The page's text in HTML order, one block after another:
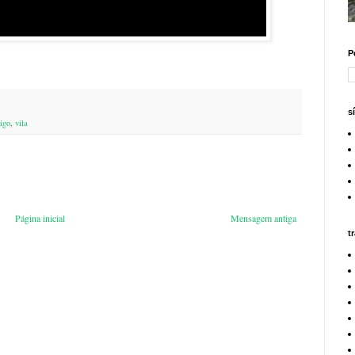
, vila
Mensagem antiga
Página inicial